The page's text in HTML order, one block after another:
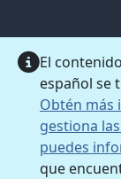
El
español se
Obtén más
gestiona
puedes
que